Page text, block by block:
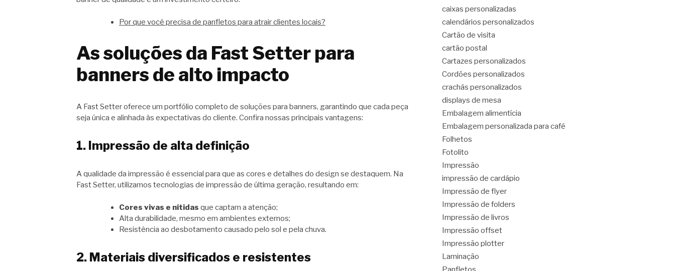
Por que você precisa de panfletos para atrair clientes locais?
As soluções da Fast Setter para
banners de alto impacto
A Fast Setter oferece um portfólio completo de soluções para banners, garantindo que cada peça
seja única e alinhada às expectativas do cliente. Confira nossas principais vantagens:
1. Impressão de alta definição
A qualidade da impressão é essencial para que as cores e detalhes do design se destaquem. Na
Fast Setter, utilizamos tecnologias de impressão de última geração, resultando em:
Cores vivas e nítidas que captam a atenção;
Alta durabilidade, mesmo em ambientes externos;
Resistência ao desbotamento causado pelo sol e pela chuva.
2. Materiais diversificados e resistentes
caixas personalizadas
calendários personalizados
Cartão de visita
cartão postal
Cartazes personalizados
Cordões personalizados
crachás personalizados
displays de mesa
Embalagem alimentícia
Embalagem personalizada para café
Folhetos
Fotolito
Impressão
impressão de cardápio
Impressão de flyer
Impressão de folders
Impressão de livros
Impressão offset
Impressão plotter
Laminação